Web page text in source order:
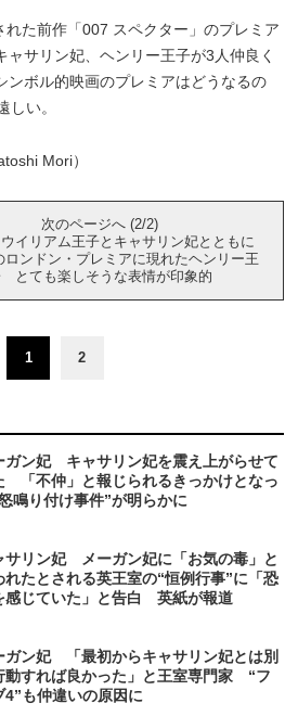
た前作「007 スペクター」のプレミア
ャサリン妃、ヘンリー王子が3人仲良く
ンボル的映画のプレミアはどうなるの
い。
Mori）
次のページへ (2/2)
ウイリアム王子とキャサリン妃とともに
ロンドン・プレミアに現れたヘンリー王
とても楽しそうな表情が印象的
1 2
ガン妃 キャサリン妃を震え上がらせて
「不仲」と報じられるきっかけとなっ
鳴り付け事件”が明らかに
サリン妃 メーガン妃に「お気の毒」と
れたとされる英王室の“恒例行事”に「恐
感じていた」と告白 英紙が報道
ガン妃 「最初からキャサリン妃とは別
動すれば良かった」と王室専門家 “フ
4”も仲違いの原因に